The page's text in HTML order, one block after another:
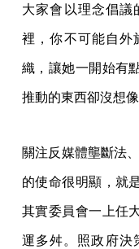
大家會以理念倡議
裡，你不可能自外
織，讓她一開始有
推動的東西卻沒想像
關注反媒體壟斷法
的使命很明顯，就
其實委員會一上任
運多舛。照政府決